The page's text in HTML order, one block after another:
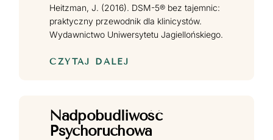
Heitzman, J. (2016). DSM-5® bez tajemnic:
praktyczny przewodnik dla klinicystów.
Wydawnictwo Uniwersytetu Jagiellońskiego.
CZYTAJ DALEJ
Nadpobudliwość
Psychoruchowa